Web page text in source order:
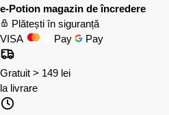
e-Potion magazin de încredere
Plătești în siguranță
VISA
Pay Pay
Gratuit > 149 lei
la livrare